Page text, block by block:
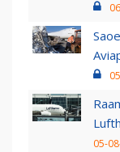
05-